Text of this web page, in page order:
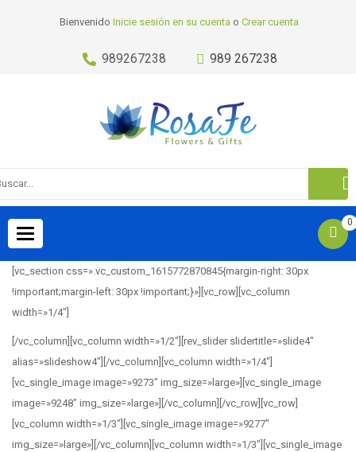
Bienvenido Inicie sesión en su cuenta o Crear cuenta
989267238 989 267238
Toggle
navigation
0
[vc_section css=».vc_custom_1615772870845{margin-right: 30px
!important;margin-left: 30px !important;}»][vc_row][vc_column
width=»1/4″]
[/vc_column][vc_column width=»1/2″][rev_slider slidertitle=»slide4″
alias=»slideshow4″][/vc_column][vc_column width=»1/4″]
[vc_single_image image=»9273″ img_size=»large»][vc_single_image
image=»9248″ img_size=»large»][/vc_column][/vc_row][vc_row]
[vc_column width=»1/3″][vc_single_image image=»9277″
img_size=»large»][/vc_column][vc_column width=»1/3″][vc_single_image